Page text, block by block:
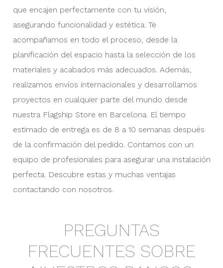
que encajen perfectamente con tu visión,
asegurando funcionalidad y estética. Te
acompañamos en todo el proceso, desde la
planificación del espacio hasta la selección de los
materiales y acabados más adecuados. Además,
realizamos envíos internacionales y desarrollamos
proyectos en cualquier parte del mundo desde
nuestra Flagship Store en Barcelona. El tiempo
estimado de entrega es de 8 a 10 semanas después
de la confirmación del pedido. Contamos con un
equipo de profesionales para asegurar una instalación
perfecta. Descubre estas y muchas ventajas
contactando con nosotros.
PREGUNTAS
FRECUENTES SOBRE